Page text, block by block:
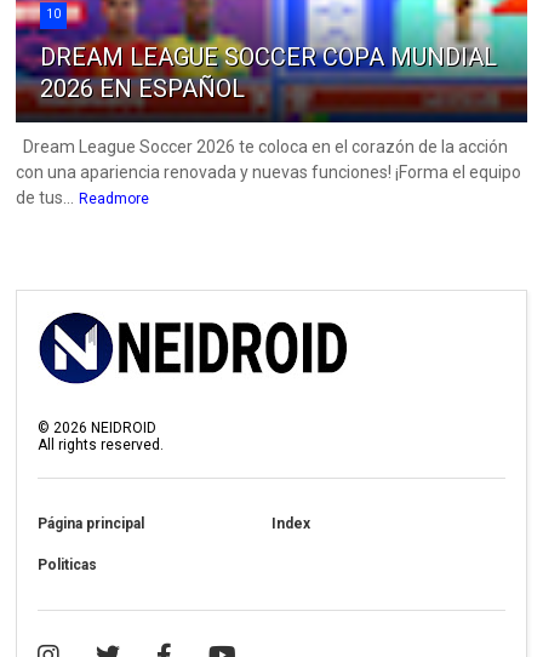
10
DREAM LEAGUE SOCCER COPA MUNDIAL
2026 EN ESPAÑOL
Dream League Soccer 2026 te coloca en el corazón de la acción
con una apariencia renovada y nuevas funciones! ¡Forma el equipo
de tus... Readmore
©2026 NEIDROID
All rights reserved.
Página principal Index
Politicas